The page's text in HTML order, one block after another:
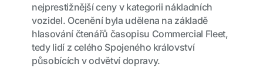
nejprestižnější ceny v kategorii nákladních
vozidel. Ocenění byla udělena na základě
hlasování čtenářů časopisu Commercial Fleet,
tedy lidí z celého Spojeného království
působících v odvětví dopravy.